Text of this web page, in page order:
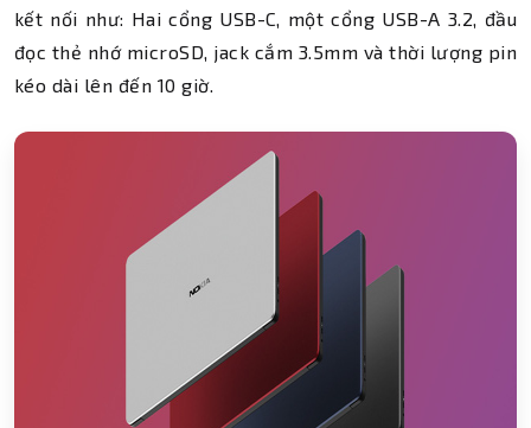
kết nối như: Hai cổng USB-C, một cổng USB-A 3.2, đầu
đọc thẻ nhớ microSD, jack cắm 3.5mm và thời lượng pin
kéo dài lên đến 10 giờ.